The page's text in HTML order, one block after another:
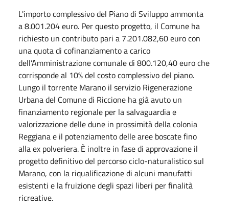
L'importo complessivo del Piano di Sviluppo ammonta
a 8.001.204 euro. Per questo progetto, il Comune ha
richiesto un contributo pari a 7.201.082,60 euro con
una quota di cofinanziamento a carico
dell’Amministrazione comunale di 800.120,40 euro che
corrisponde al 10% del costo complessivo del piano.
Lungo il torrente Marano il servizio Rigenerazione
Urbana del Comune di Riccione ha già avuto un
finanziamento regionale per la salvaguardia e
valorizzazione delle dune in prossimità della colonia
Reggiana e il potenziamento delle aree boscate fino
alla ex polveriera. È inoltre in fase di approvazione il
progetto definitivo del percorso ciclo-naturalistico sul
Marano, con la riqualificazione di alcuni manufatti
esistenti e la fruizione degli spazi liberi per finalità
ricreative.